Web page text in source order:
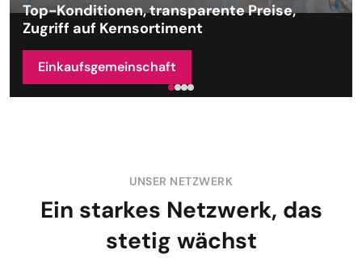
Top-Konditionen, transparente Preise,
Zugriff auf Kernsortiment
Einkaufsgemeinschaft
UNSER NETZWERK
Ein starkes Netzwerk, das
stetig wächst